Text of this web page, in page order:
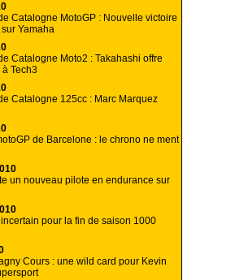
Catalogne MotoGP : Nouvelle victoire
Yamaha
Catalogne Moto2 : Takahashi offre
Tech3
Catalogne 125cc : Marc Marquez
de Barcelone : le chrono ne ment
un nouveau pilote en endurance sur
incertain pour la fin de saison 1000
Cours : une wild card pour Kevin